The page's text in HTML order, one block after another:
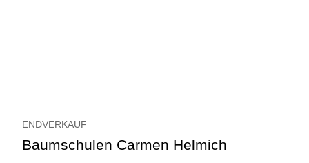
ENDVERKAUF
Baumschulen Carmen Helmich